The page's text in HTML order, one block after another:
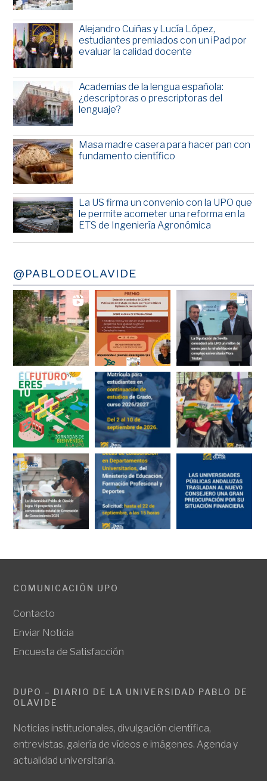
Alejandro Cuiñas y Lucía López,
estudiantes premiados con un iPad por
evaluar la calidad docente
Academias de la lengua española:
¿descriptoras o prescriptoras del
lenguaje?
Masa madre casera para hacer pan con
fundamento científico
La US firma un convenio con la UPO que
le permite acometer una reforma en la
ETS de Ingeniería Agronómica
@PABLODEOLAVIDE
COMUNICACIÓN UPO
Contacto
Enviar Noticia
Encuesta de Satisfacción
DUPO – DIARIO DE LA UNIVERSIDAD PABLO DE
OLAVIDE
Noticias institucionales, divulgación científica,
entrevistas, galería de vídeos e imágenes. Agenda y
actualidad universitaria.